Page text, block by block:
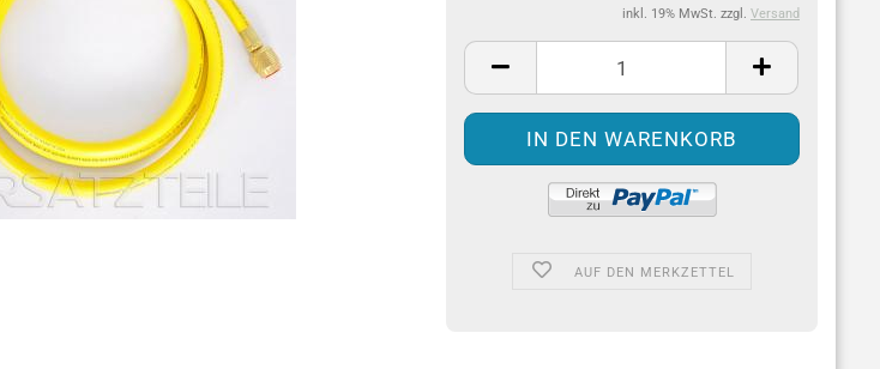
inkl. 19% MwSt. zzgl. Versand
AUF DEN MERKZETTEL